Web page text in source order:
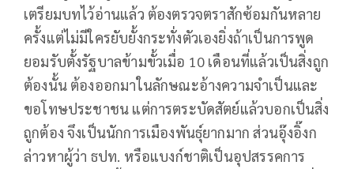
เตรียมบทไว้อ่านแล้ว ต้องตรวจตราสักซ้อมกันหลาย
ครั้งแต่ไม่มีใครยับยั้งกระทั่งตัวเองยิ่งถ้าเป็นการพูด
ยอมรับตั้งรัฐบาลข้ามขั้วเมื่อ 10 เดือนที่แล้วเป็นสิ่งถูก
ต้องนั้น ต้องออกมาในลักษณะอ้างความจำเป็นและ
ขอโทษประชาชน แต่การตระบัดสัตย์แล้วบอกเป็นสิ่ง
ถูกต้อง จึงเป็นนักการเมืองพันธุ์ยากมาก ส่วนอุ๊งอิ๊งก
ล่าวหาผู้ว่า ธปท. หรือแบงก์ชาติเป็นอุปสรรคการ